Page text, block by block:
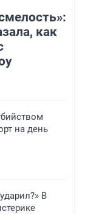
как
на день
В